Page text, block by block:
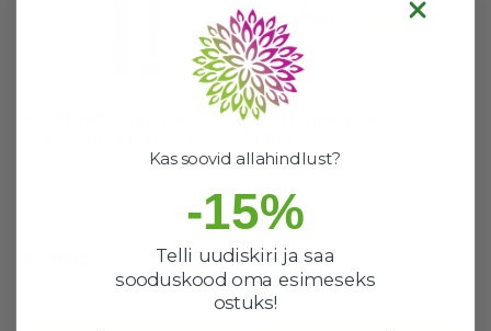
- Himalaya Herbals
Soik jaapani keepuu viljad
48 laos
Populaarne toode
4,90 €
Kas soovid allahindlust?
-15%
Telli uudiskiri ja saa
sooduskood oma esimeseks
ostuks!